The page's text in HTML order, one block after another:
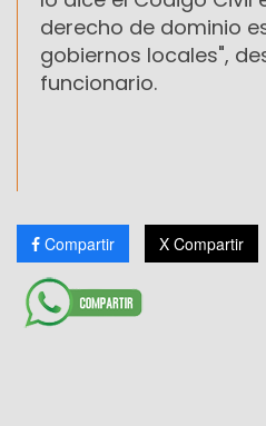
derecho de dominio
gobiernos locales",
funcionario.
Compartir X Compartir